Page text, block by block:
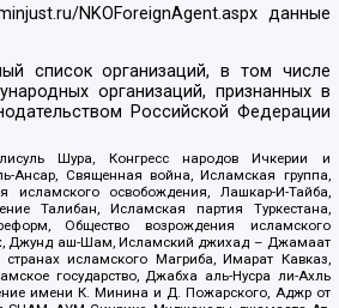
NKOForeignAgent.aspxданные
список организаций, в том числе
организаций, признанных в
Российской Федерации
Шура, Конгресс народов Ичкерии и
Ансар, Священная война, Исламская группа,
исламского освобождения, Лашкар-И-Тайба,
Талибан, Исламская партия Туркестана,
Общество возрождения исламского
Джунд аш-Шам, Исламский джихад – Джамаат
исламского Магриба, Имарат Кавказ,
государство, Джабха аль-Нусра ли-Ахль
имени К. Минина и Д. Пожарского, Аджр от